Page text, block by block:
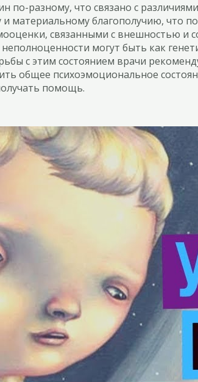
по-разному, что связано с
материальному благополучию, что
связанными с внешностью и
могут быть как
с этим состоянием врачи
общее психоэмоциональное
помощь.